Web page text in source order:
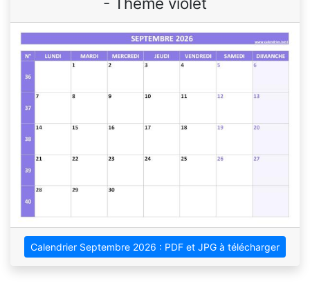
Calendrier Septembre 2026 : PDF et JPG à télécharger